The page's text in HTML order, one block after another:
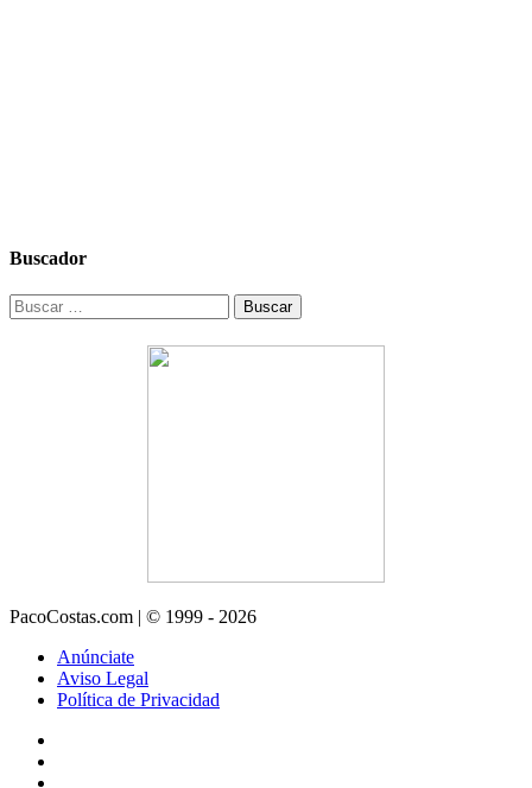
Buscador
Buscar:
PacoCostas.com | © 1999 - 2026
Anúnciate
Aviso Legal
Política de Privacidad